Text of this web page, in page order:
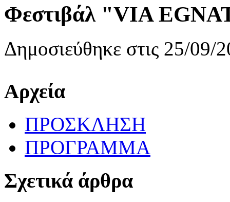
Φεστιβάλ "VIA
Δημοσιεύθηκε στις 25/09/
Αρχεία
ΠΡΟΣΚΛΗΣΗ
ΠΡΟΓΡΑΜΜΑ
Σχετικά άρθρα